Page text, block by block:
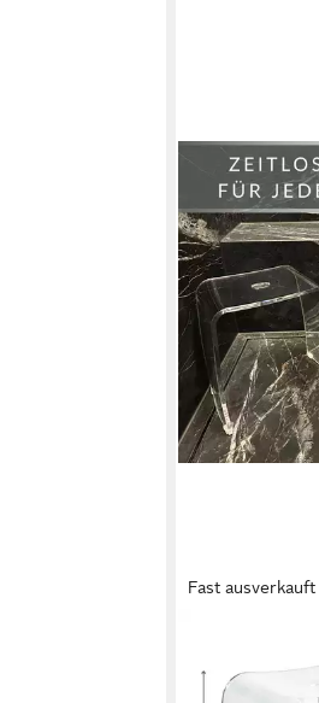
Fast ausverkauft
Dusch- und
Dusche